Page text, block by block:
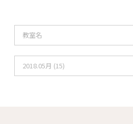
教室名
2018.05月 (15)